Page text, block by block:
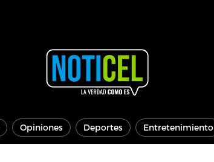
Opiniones Deportes Entretenimiento